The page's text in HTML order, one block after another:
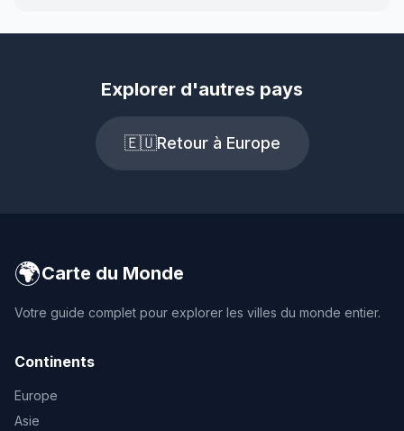
Explorer d'autres pays
🇪🇺Retour à Europe
🌍Carte du Monde
Votre guide complet pour explorer les villes du monde entier.
Continents
Europe
Asie